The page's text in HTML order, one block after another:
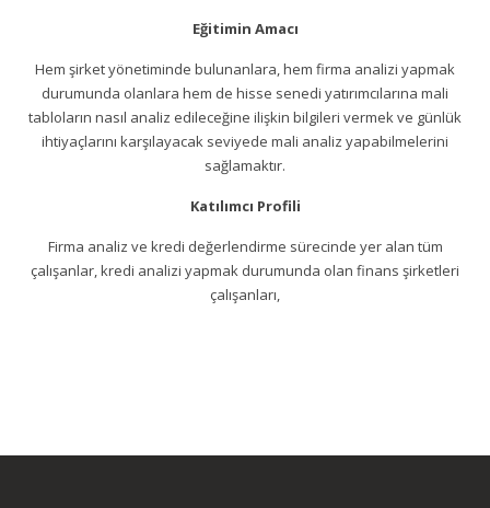
Eğitimin Amacı
Hem şirket yönetiminde bulunanlara, hem firma analizi yapmak
durumunda olanlara hem de hisse senedi yatırımcılarına mali
tabloların nasıl analiz edileceğine ilişkin bilgileri vermek ve günlük
ihtiyaçlarını karşılayacak seviyede mali analiz yapabilmelerini
sağlamaktır.
Katılımcı Profili
Firma analiz ve kredi değerlendirme sürecinde yer alan tüm
çalışanlar, kredi analizi yapmak durumunda olan finans şirketleri
çalışanları,